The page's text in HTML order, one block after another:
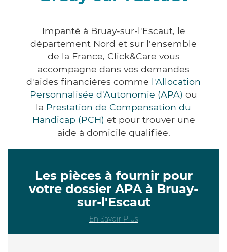
Impanté à Bruay-sur-l'Escaut, le
département Nord et sur l'ensemble
de la France, Click&Care vous
accompagne dans vos demandes
d'aides financières comme l'Allocation
Personnalisée d'Autonomie (APA) ou
la Prestation de Compensation du
Handicap (PCH) et pour trouver une
aide à domicile qualifiée.
Les pièces à fournir pour
votre dossier APA à Bruay-
sur-l'Escaut
En Savoir Plus